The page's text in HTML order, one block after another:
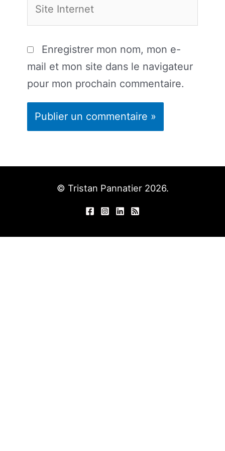
Enregistrer mon nom, mon e-
mail et mon site dans le navigateur
pour mon prochain commentaire.
© Tristan Pannatier 2026.